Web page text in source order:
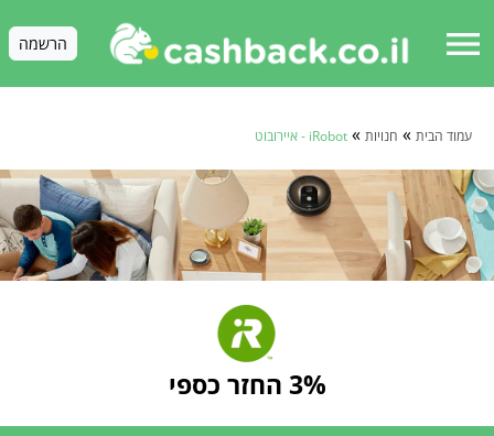
menu הרשמה
עמוד הבית » חנויות » iRobot - איירובוט
3% החזר כספי